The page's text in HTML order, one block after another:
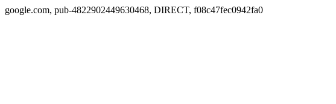
google.com, pub-4822902449630468, DIRECT, f08c47fec0942fa0